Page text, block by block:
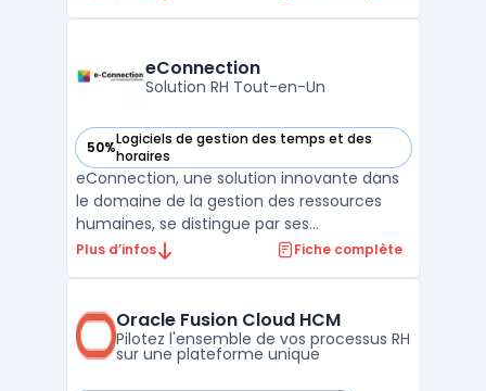
mondialement, Formaeva permet une
analyse détaillée et une amélioration
eConnection
Solution RH Tout-en-Un
50%Logiciels de gestion des temps et des
horaires
— voir eConnection dans cette catégorie
eConnection, une solution innovante dans
le domaine de la gestion des ressources
humaines, se distingue par ses
fonctionnalités avancées et son approche
entreprises de gérer efficacement le
temps de travail de leurs ...
Plus d’infos Fiche complète
Oracle Fusion Cloud HCM
Pilotez l'ensemble de vos processus RH
sur une plateforme unique